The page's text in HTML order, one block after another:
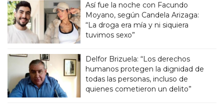
Así fue la noche con Facundo
Moyano, según Candela Arizaga:
“La droga era mía y ni siquiera
tuvimos sexo”
Delfor Brizuela: “Los derechos
humanos protegen la dignidad de
todas las personas, incluso de
quienes cometieron un delito”